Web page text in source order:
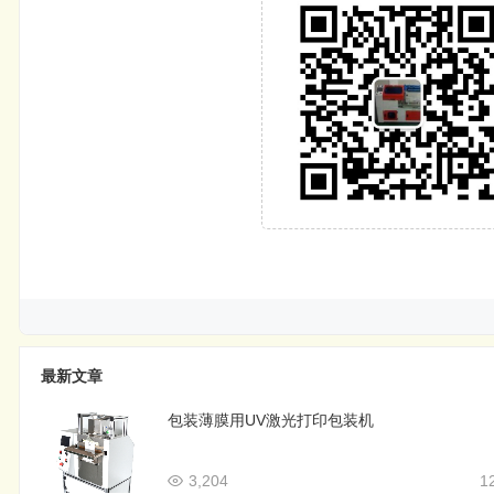
最新文章
包装薄膜用UV激光打印包装机
3,204